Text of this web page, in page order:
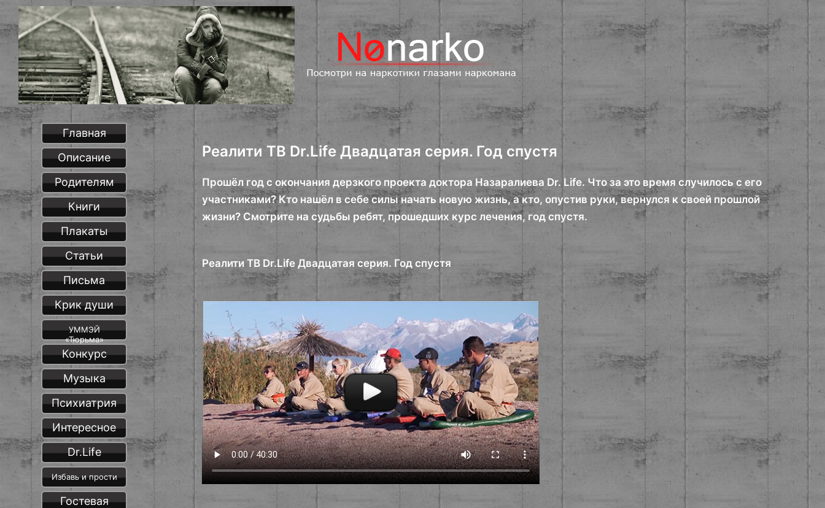
Реалити ТВ Dr.Life Двадцатая серия. Год спустя
Прошёл год с окончания дерзкого проекта доктора Назаралиева Dr. Life. Что за это время случилось с его
участниками? Кто нашёл в себе силы начать новую жизнь, а кто, опустив руки, вернулся к своей прошлой
жизни? Смотрите на судьбы ребят, прошедших курс лечения, год спустя.
Реалити ТВ Dr.Life Двадцатая серия. Год спустя
Главная
Описание
Родителям
Книги
Плакаты
Статьи
Письма
Крик души
УММЭЙ
«Тюрьма»
Конкурс
Музыка
Психиатрия
Интересное
Dr.Life
Избавь и прости
Гостевая